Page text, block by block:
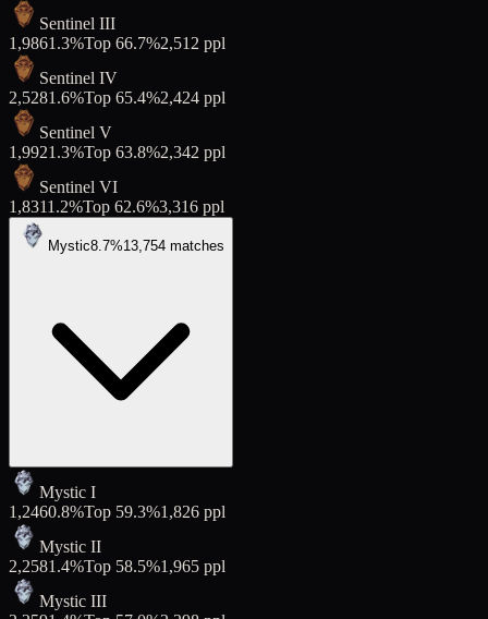
Sentinel III
1,9861.3%Top 66.7%2,512 ppl
Sentinel IV
2,5281.6%Top 65.4%2,424 ppl
Sentinel V
1,9921.3%Top 63.8%2,342 ppl
Sentinel VI
1,8311.2%Top 62.6%3,316 ppl
Mystic8.7%13,754 matches
Mystic I
1,2460.8%Top 59.3%1,826 ppl
Mystic II
2,2581.4%Top 58.5%1,965 ppl
Mystic III